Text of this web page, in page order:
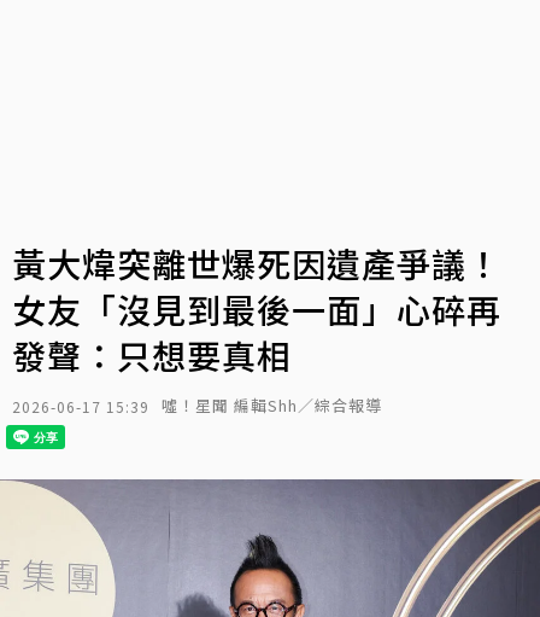
黃大煒突離世爆死因遺產爭議！
女友「沒見到最後一面」心碎再
發聲：只想要真相
2026-06-17 15:39 噓！星聞 編輯Shh／綜合報導